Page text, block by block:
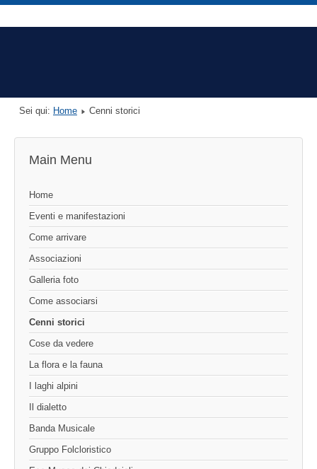
Sei qui: Home Cenni storici
Main Menu
Home
Eventi e manifestazioni
Come arrivare
Associazioni
Galleria foto
Come associarsi
Cenni storici
Cose da vedere
La flora e la fauna
I laghi alpini
Il dialetto
Banda Musicale
Gruppo Folcloristico